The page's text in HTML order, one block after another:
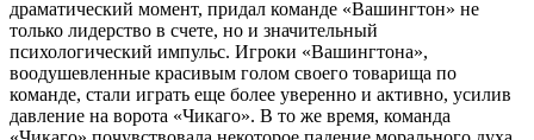
драматический момент, придал команде «Вашингтон» не
только лидерство в счете, но и значительный
психологический импульс. Игроки «Вашингтона»,
воодушевленные красивым голом своего товарища по
команде, стали играть еще более уверенно и активно, усилив
давление на ворота «Чикаго». В то же время, команда